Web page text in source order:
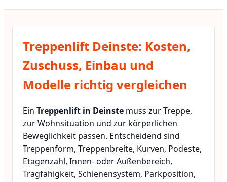
Treppenlift Deinste: Kosten,
Zuschuss, Einbau und
Modelle richtig vergleichen
Ein Treppenlift in Deinste muss zur Treppe,
zur Wohnsituation und zur körperlichen
Beweglichkeit passen. Entscheidend sind
Treppenform, Treppenbreite, Kurven, Podeste,
Etagenzahl, Innen- oder Außenbereich,
Tragfähigkeit, Schienensystem, Parkposition,